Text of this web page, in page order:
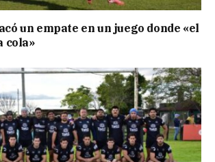
un empate en un juego donde «el
cola»